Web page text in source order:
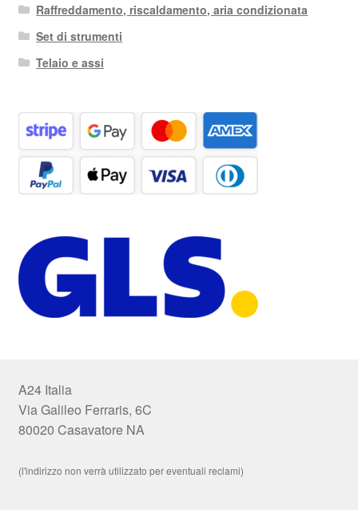
Raffreddamento, riscaldamento, aria condizionata
Set di strumenti
Telaio e assi
A24 Italia
Via Galileo Ferraris, 6C
80020 Casavatore NA
(l'indirizzo non verrà utilizzato per eventuali reclami)